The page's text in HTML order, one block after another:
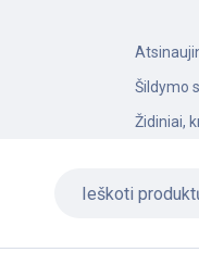
Šildymo
Židiniai,